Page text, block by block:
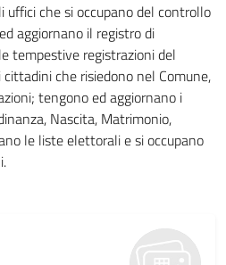
uffici che si occupano del controllo
aggiornano il registro di
tempestive registrazioni del
che risiedono nel Comune,
tengono ed aggiornano i
Nascita, Matrimonio,
le liste elettorali e si occupano